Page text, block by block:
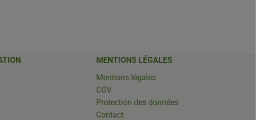
MENTIONS LÉGALES
Mentions légales
CGV
Protection des données
Contact